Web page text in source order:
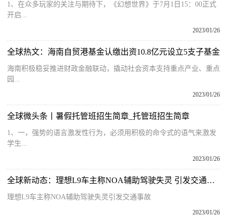
1、在众多玩家的关注与期待下，《幻想世界》于7月1日15：00正式
开启...
2023/01/26
全球热文：海南自贸港基金认缴出资10.8亿元设立5支子基金
海南积极稳妥推进财政金融联动，撬动社会资本支持重点产业、重点
园...
2023/01/26
全球微头条丨暑假托管班招生简章_托管班招生简章
1、一，强势的语言激发性行为，必须用积极的命令式的语气来激发
学生...
2023/01/26
全球新动态：理想L9车主称NOA辅助驾驶失灵 引发交通事故
理想L9车主称NOA辅助驾驶失灵引发交通事故
2023/01/26